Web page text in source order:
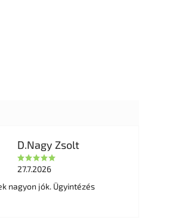
D.Nagy Zsolt
27.7.2026
nagyon jók. Ügyintézés